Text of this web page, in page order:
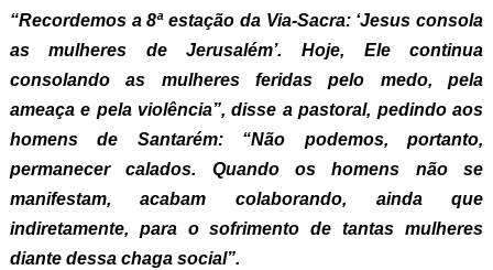
“Recordemos a 8ª estação da Via-Sacra: ‘Jesus consola
as mulheres de Jerusalém’. Hoje, Ele continua
consolando as mulheres feridas pelo medo, pela
ameaça e pela violência”, disse a pastoral, pedindo aos
homens de Santarém: “Não podemos, portanto,
permanecer calados. Quando os homens não se
manifestam, acabam colaborando, ainda que
indiretamente, para o sofrimento de tantas mulheres
diante dessa chaga social”.